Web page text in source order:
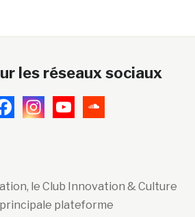
les réseaux sociaux
le Club Innovation & Culture
plateforme